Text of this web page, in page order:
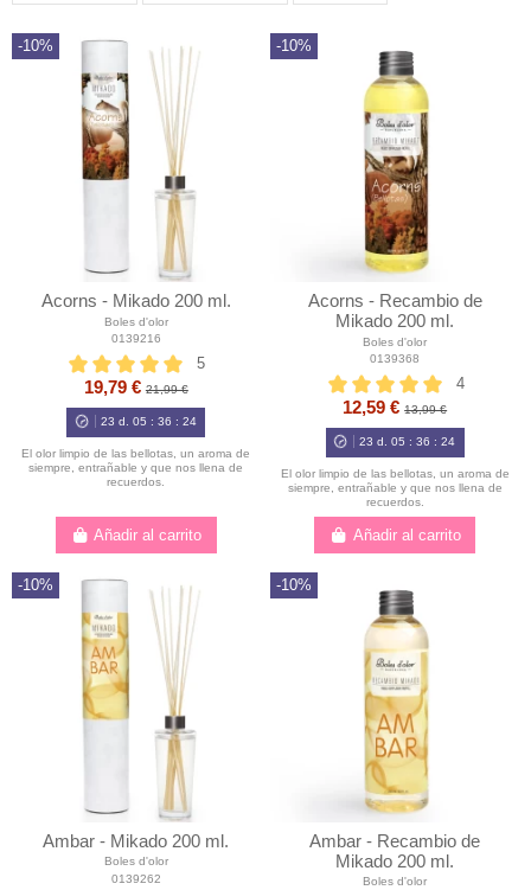
-10%
Acorns - Mikado 200 ml.
Boles d'olor
0139216
5
19,79 €21,99 €
23 d. 05 : 36 : 23
El olor limpio de las bellotas, un aroma de
siempre, entrañable y que nos llena de
recuerdos.
Añadir al carrito
-10%
Acorns - Recambio de
Mikado 200 ml.
Boles d'olor
0139368
4
12,59 €13,99 €
23 d. 05 : 36 : 23
El olor limpio de las bellotas, un aroma de
siempre, entrañable y que nos llena de
recuerdos.
Añadir al carrito
-10%
Ambar - Mikado 200 ml.
Boles d'olor
0139262
-10%
Ambar - Recambio de
Mikado 200 ml.
Boles d'olor